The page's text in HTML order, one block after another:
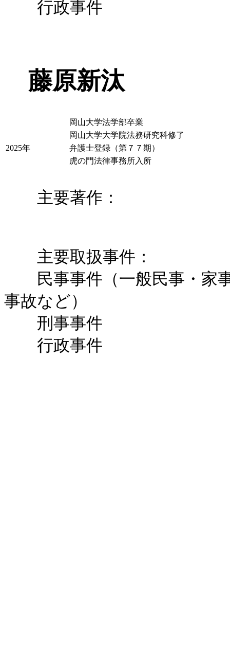
行政事件
藤原新汰
岡山大学法学部卒業
岡山大学大学院法務研究科修了
2025年
弁護士登録（第７７期）
虎の門法律事務所入所
主要著作：
主要取扱事件：
民事事件（一般民事・家事
事故など）
刑事事件
行政事件